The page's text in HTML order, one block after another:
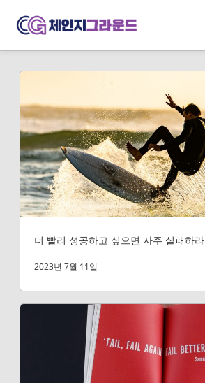
더 빨리 성공하고 싶으면 자주 실패하라
2023년 7월 11일